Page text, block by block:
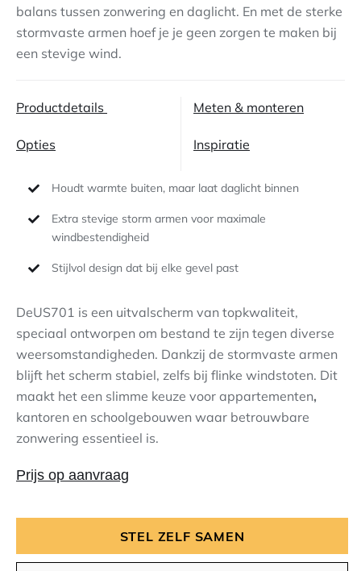
balans tussen zonwering en daglicht. En met de sterke
stormvaste armen hoef je je geen zorgen te maken bij
een stevige wind.
Productdetails
Opties
Meten & monteren
Inspiratie
Houdt warmte buiten, maar laat daglicht binnen
Extra stevige storm armen voor maximale
windbestendigheid
Stijlvol design dat bij elke gevel past
DeUS701 is een uitvalscherm van topkwaliteit,
speciaal ontworpen om bestand te zijn tegen diverse
weersomstandigheden. Dankzij de stormvaste armen
blijft het scherm stabiel, zelfs bij flinke windstoten. Dit
maakt het een slimme keuze voor appartementen,
kantoren en schoolgebouwen waar betrouwbare
zonwering essentieel is.
Prijs op aanvraag
STEL ZELF SAMEN